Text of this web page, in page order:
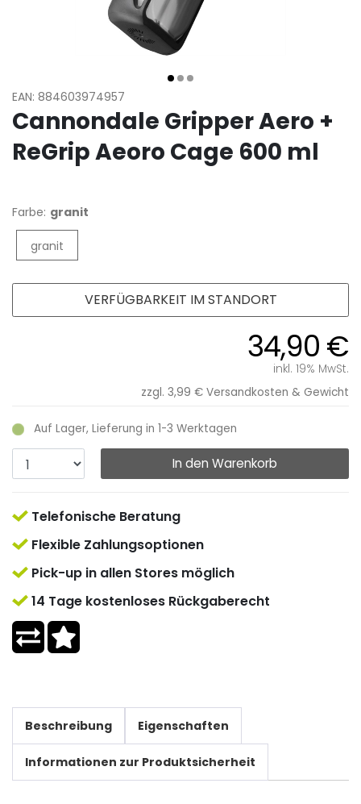
EAN: 884603974957
Cannondale Gripper Aero +
ReGrip Aeoro Cage 600 ml
Farbe: granit
granit
34,90 €
inkl. 19% MwSt.
zzgl. 3,99 € Versandkosten & Gewicht
Auf Lager, Lieferung in 1-3 Werktagen
In den Warenkorb
VERFÜGBARKEIT IM STANDORT
Telefonische Beratung
Flexible Zahlungsoptionen
Pick-up in allen Stores möglich
14 Tage kostenloses Rückgaberecht
Beschreibung Eigenschaften
Informationen zur Produktsicherheit